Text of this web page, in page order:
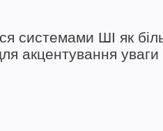
системами ШІ як
акцентування